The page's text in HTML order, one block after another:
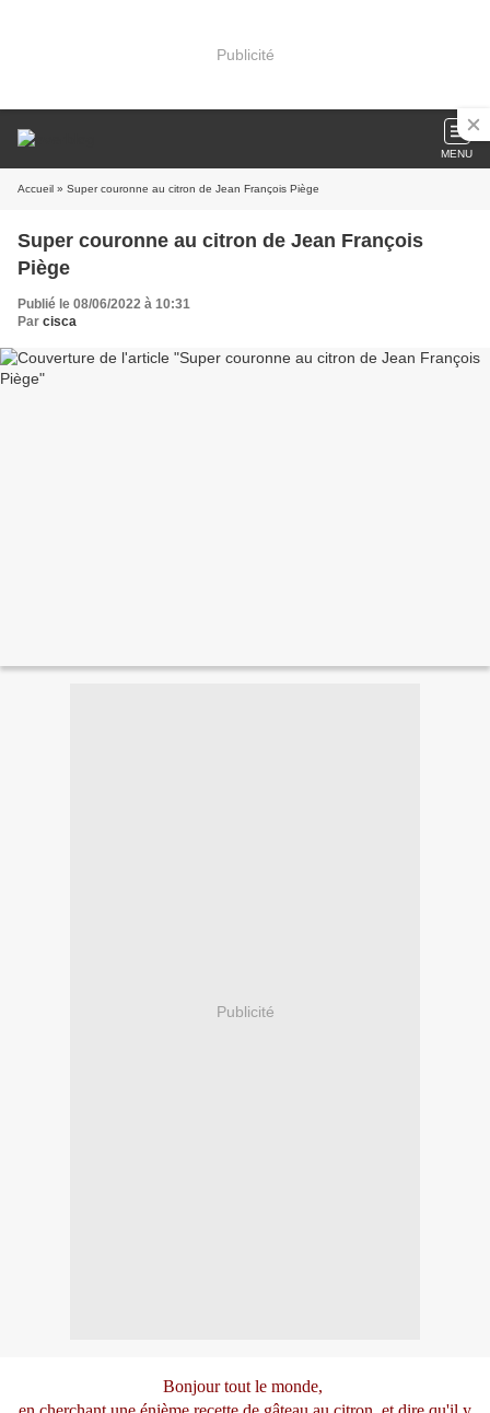
Publicité
MENU
Accueil » Super couronne au citron de Jean François Piège
Super couronne au citron de Jean François
Piège
Publié le 08/06/2022 à 10:31
Par cisca
Publicité
Bonjour tout le monde,